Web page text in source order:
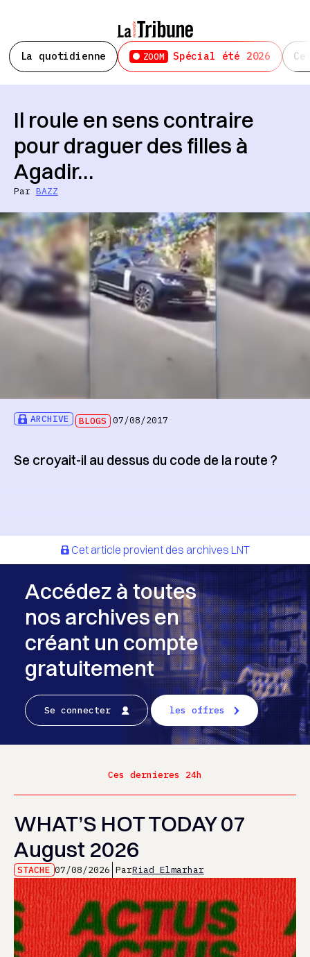
La quotidienne ZOOM Spécial été 2026
ARCHIVE BLOGS 07/08/2017
Il roule en sens contraire
pour draguer des filles à
Agadir…
Par BAZZ
Se croyait-il au dessus du code de la route ?
Cet article provient des archives LNT
Accédez à toutes
nos archives en
créant un compte
gratuitement
Se connecter les offres
Ces dernieres 24h
WHAT’S HOT TODAY 07
August 2026
STACHE 07/08/2026 ParRiad Elmarhar